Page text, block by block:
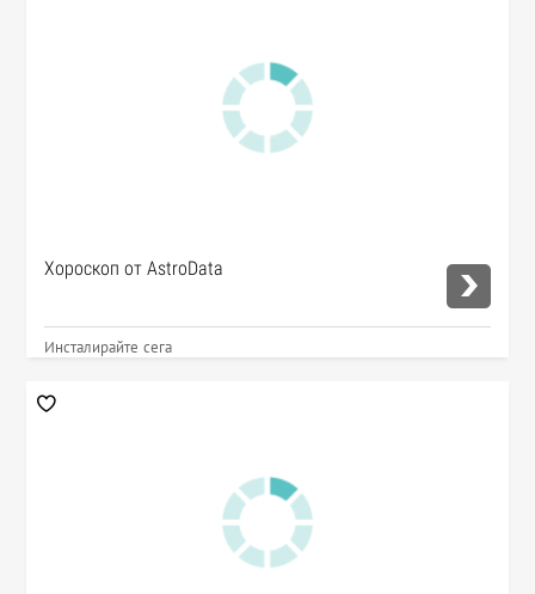
Хороскоп от AstroData
Инсталирайте сега